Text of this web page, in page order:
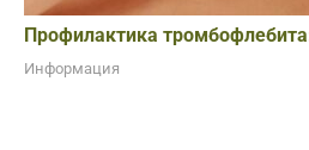
Профилактика
Информация